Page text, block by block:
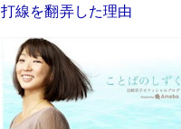
打線を翻弄した理由